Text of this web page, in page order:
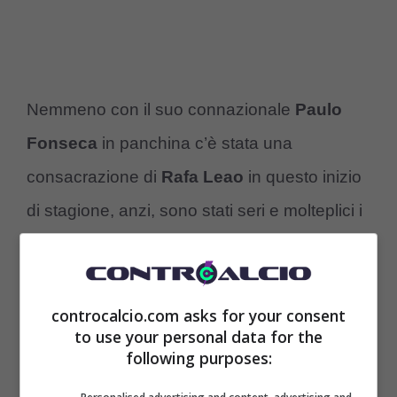
Nemmeno con il suo connazionale Paulo
Fonseca in panchina c’è stata una
consacrazione di Rafa Leao in questo inizio
di stagione, anzi, sono stati seri e molteplici i
manifestazioni di disaccordo anche in diretta
tv del giocatore nei confronti del nuovo
allenatore.
controcalcio.com asks for your consent
to use your personal data for the
following purposes: